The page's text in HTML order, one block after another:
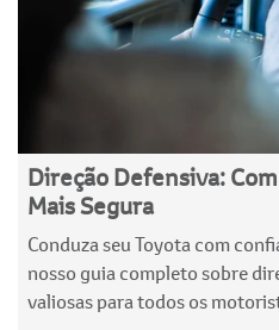
Direção Defensiva:
Mais Segura
Conduza seu Toyota com
nosso guia completo sobre
valiosas para todos os